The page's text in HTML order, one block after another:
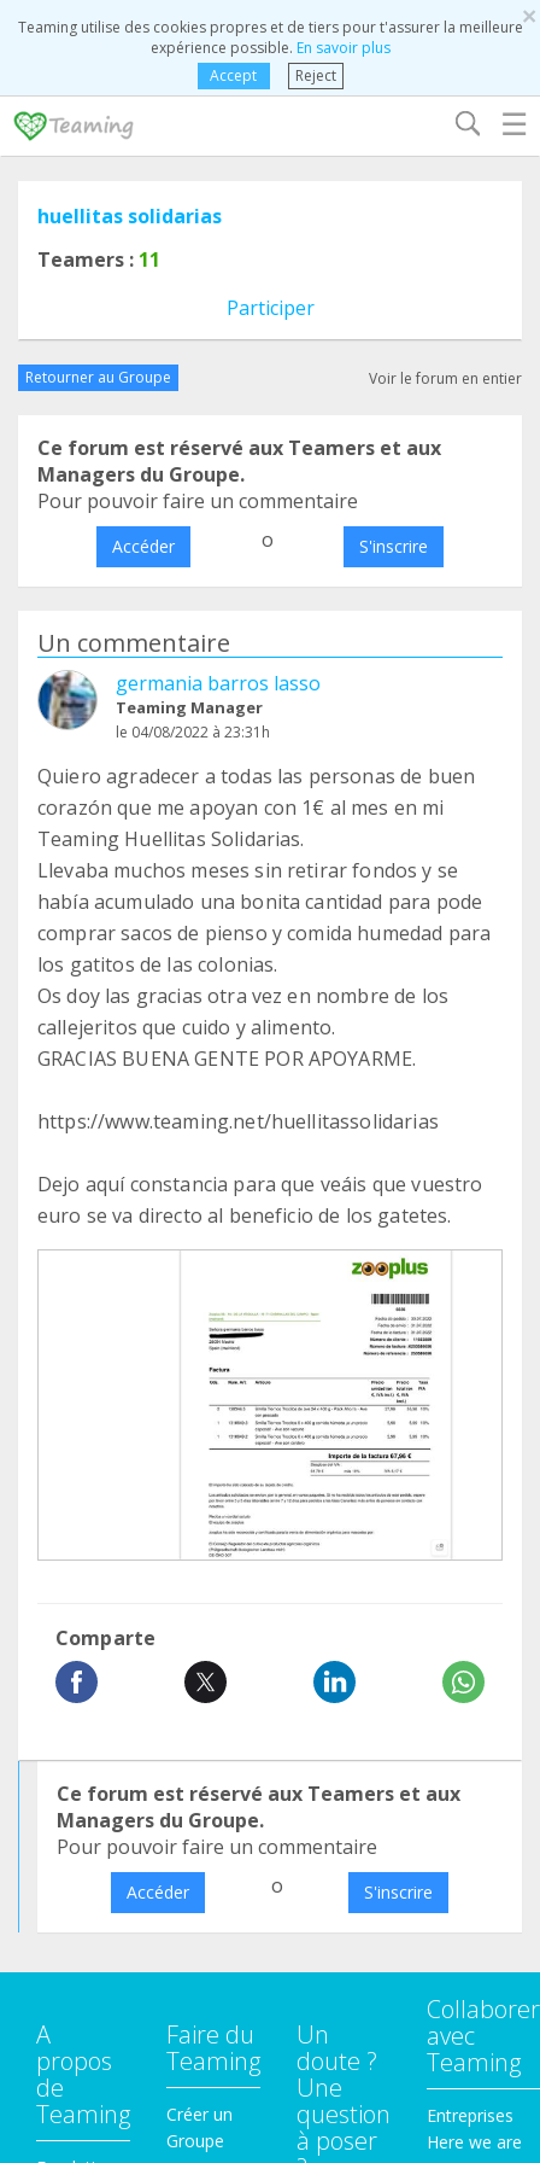
×
Teaming utilise des cookies propres et de tiers pour t'assurer la meilleure
expérience possible. En savoir plus
Accept
Reject
☰
huellitas solidarias
Teamers : 11
Participer
Retourner au Groupe Voir le forum en entier
Ce forum est réservé aux Teamers et aux
Managers du Groupe.
Pour pouvoir faire un commentaire
Accéder o S'inscrire
Un commentaire
germania barros lasso
Teaming Manager
le 04/08/2022 à 23:31h
Quiero agradecer a todas las personas de buen
corazón que me apoyan con 1€ al mes en mi
Teaming Huellitas Solidarias.
Llevaba muchos meses sin retirar fondos y se
había acumulado una bonita cantidad para pode
comprar sacos de pienso y comida humedad para
los gatitos de las colonias.
Os doy las gracias otra vez en nombre de los
callejeritos que cuido y alimento.
GRACIAS BUENA GENTE POR APOYARME.
https://www.teaming.net/huellitassolidarias
Dejo aquí constancia para que veáis que vuestro
euro se va directo al beneficio de los gatetes.
Comparte
Ce forum est réservé aux Teamers et aux
Managers du Groupe.
Pour pouvoir faire un commentaire
Accéder o S'inscrire
A
propos
de
Teaming
Faire du
Teaming
Créer un
Groupe
Un
doute ?
Une
question
à poser
Collaborer
avec
Teaming
Entreprises
Here we are